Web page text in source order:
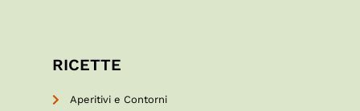
RICETTE
Aperitivi e Contorni